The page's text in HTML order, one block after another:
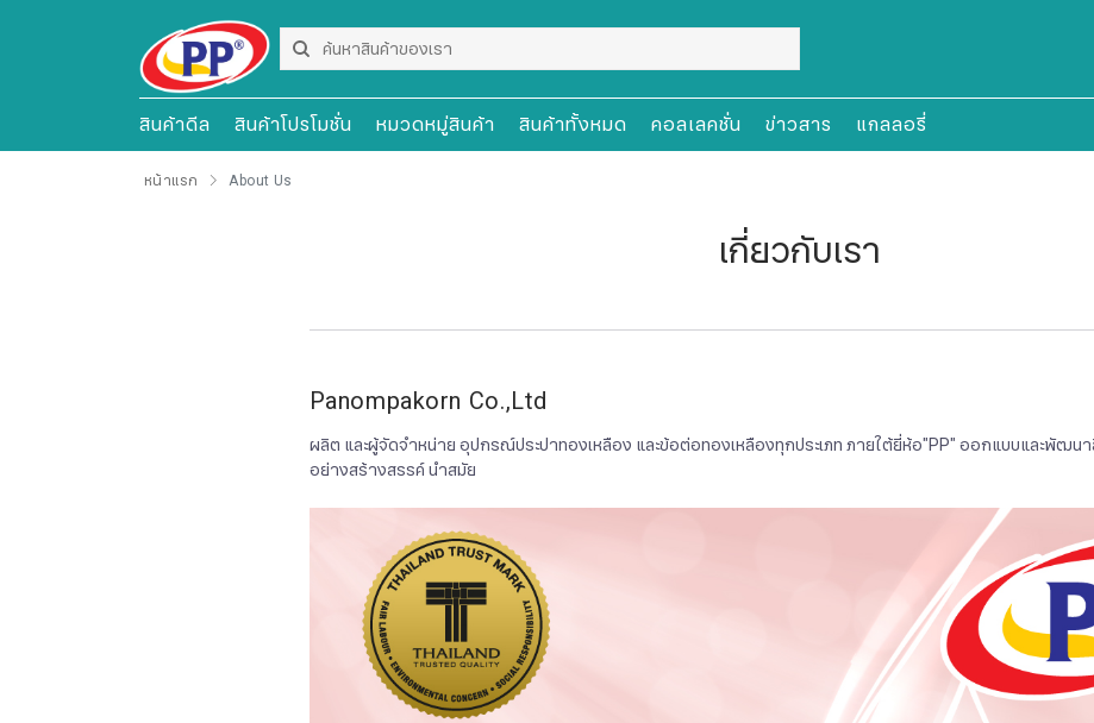
สินค้าดีล สินค้าโปรโมชั่น หมวดหมู่สินค้า สินค้าทั้งหมด คอลเลคชั่น ข่าวสาร แกลลอรี่
หน้าแรก About Us
เกี่ยวกับเรา
Panompakorn Co.,Ltd
ผลิต และผู้จัดจำหน่าย อุปกรณ์ประปาทองเหลือง และข้อต่อทองเหลืองทุกประเภท ภายใต้ยี่ห้อ"PP" ออกแบบและพัฒน
อย่างสร้างสรรค์ นำสมัย